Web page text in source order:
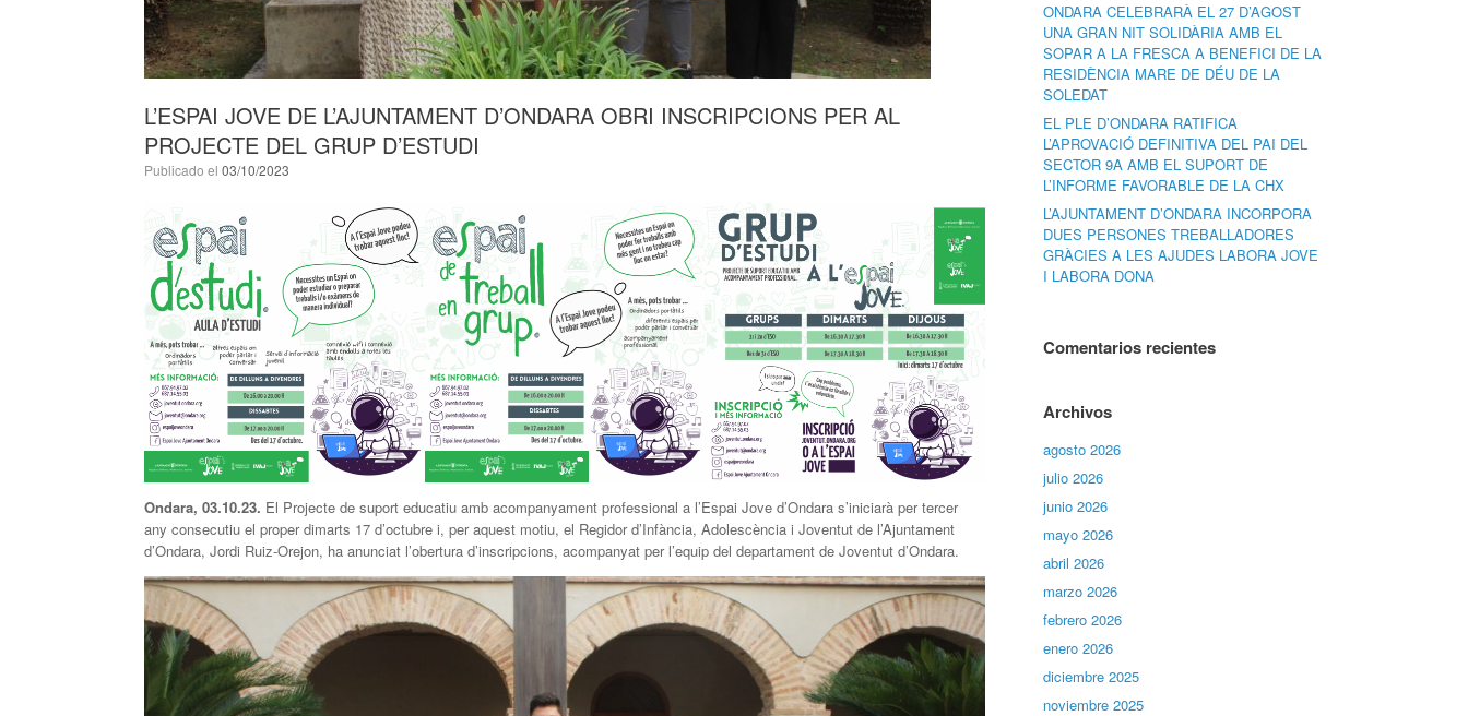
L’ESPAI JOVE DE L’AJUNTAMENT D’ONDARA OBRI INSCRIPCIONS PER AL
PROJECTE DEL GRUP D’ESTUDI
Publicado el 03/10/2023
Ondara, 03.10.23. El Projecte de suport educatiu amb acompanyament professional a l’Espai Jove d’Ondara s’iniciarà per tercer
any consecutiu el proper dimarts 17 d’octubre i, per aquest motiu, el Regidor d’Infància, Adolescència i Joventut de l’Ajuntament
d’Ondara, Jordi Ruiz-Orejon, ha anunciat l’obertura d’inscripcions, acompanyat per l’equip del departament de Joventut d’Ondara.
ONDARA CELEBRARÀ EL 27 D’AGOST
UNA GRAN NIT SOLIDÀRIA AMB EL
SOPAR A LA FRESCA A BENEFICI DE LA
RESIDÈNCIA MARE DE DÉU DE LA
SOLEDAT
EL PLE D’ONDARA RATIFICA
L’APROVACIÓ DEFINITIVA DEL PAI DEL
SECTOR 9A AMB EL SUPORT DE
L’INFORME FAVORABLE DE LA CHX
L’AJUNTAMENT D’ONDARA INCORPORA
DUES PERSONES TREBALLADORES
GRÀCIES A LES AJUDES LABORA JOVE
I LABORA DONA
Comentarios recientes
Archivos
agosto 2026
julio 2026
junio 2026
mayo 2026
abril 2026
marzo 2026
febrero 2026
enero 2026
diciembre 2025
noviembre 2025